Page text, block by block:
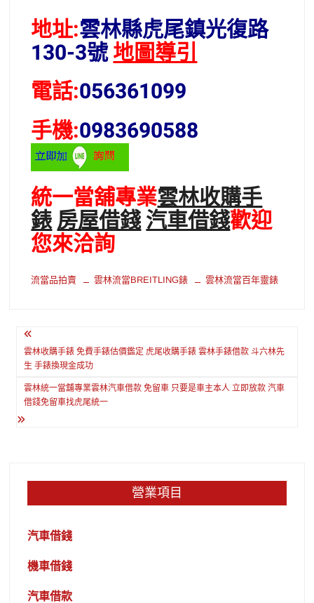
地址:雲林縣虎尾鎮光復路
130-3號地圖導引
電話:056361099
手機:0983690588
統一當舖專業雲林收購手
錶房屋借錢汽車借錢歡迎
您來洽詢
流當品拍賣 雲林流當BREITLING錶 雲林流當百年靈錶
文
章
導
覽
雲林收購手錶 免費手錶估價鑑定 虎尾收購手錶 雲林手錶借款 斗六林先
生 手錶換現金成功
雲林統一當舖專業雲林汽車借款 免留車 只要是車主本人 立即放款 汽車
借錢免留車找虎尾統一
營業項目
汽車借錢
機車借錢
汽車借款